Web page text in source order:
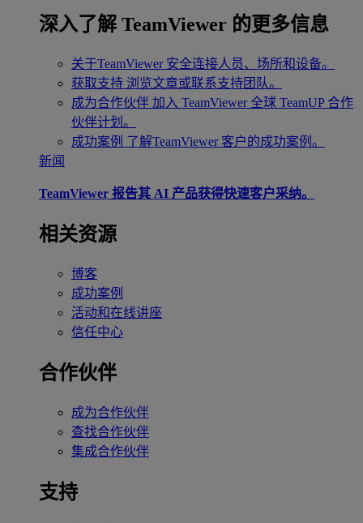
深入了解 TeamViewer 的更多信息
关于TeamViewer 安全连接人员、场所和设备。
获取支持 浏览文章或联系支持团队。
成为合作伙伴 加入 TeamViewer 全球 TeamUP 合作
伙伴计划。
成功案例 了解TeamViewer 客户的成功案例。
新闻
TeamViewer 报告其 AI 产品获得快速客户采纳。
相关资源
博客
成功案例
活动和在线讲座
信任中心
合作伙伴
成为合作伙伴
查找合作伙伴
集成合作伙伴
支持